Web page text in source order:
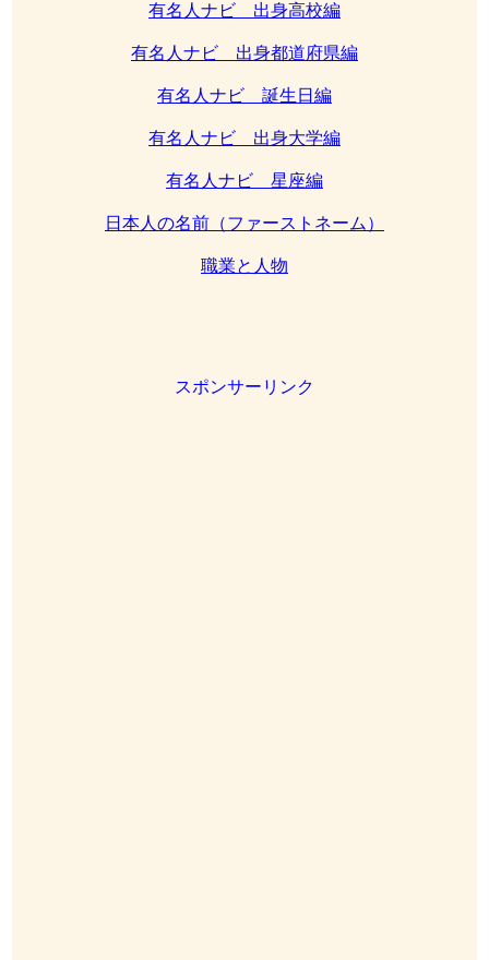
有名人ナビ 出身高校編
有名人ナビ 出身都道府県編
有名人ナビ 誕生日編
有名人ナビ 出身大学編
有名人ナビ 星座編
日本人の名前（ファーストネーム）
職業と人物
スポンサーリンク